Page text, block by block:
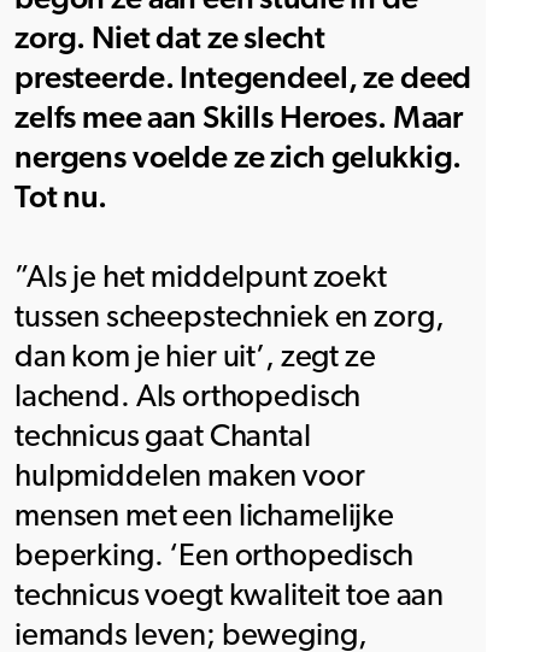
zorg. Niet dat ze slecht
presteerde. Integendeel, ze deed
zelfs mee aan Skills Heroes. Maar
nergens voelde ze zich gelukkig.
Tot nu.
”Als je het middelpunt zoekt
tussen scheepstechniek en zorg,
dan kom je hier uit’, zegt ze
lachend. Als orthopedisch
technicus gaat Chantal
hulpmiddelen maken voor
mensen met een lichamelijke
beperking. ‘Een orthopedisch
technicus voegt kwaliteit toe aan
iemands leven; beweging,